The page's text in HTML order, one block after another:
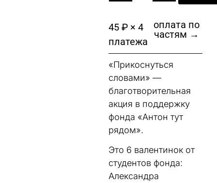
45 ₽ × 4
платежа
оплата по
частям →
«Прикоснуться
словами» —
благотворительная
акция в поддержку
фонда «Антон тут
рядом».
Это 6 валентинок от
студентов фонда:
Александра